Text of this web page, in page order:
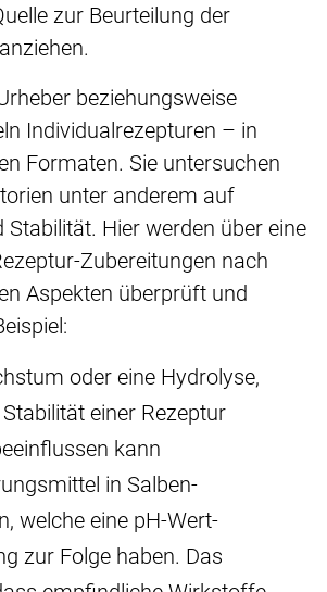
zur Beurteilung der
beziehungsweise
Individualrezepturen – in
Formaten. Sie untersuchen
unter anderem auf
Stabilität. Hier werden über eine
Zubereitungen nach
Aspekten überprüft und
oder eine Hydrolyse,
einer Rezeptur
kann
in Salben-
welche eine pH-Wert-
zur Folge haben. Das